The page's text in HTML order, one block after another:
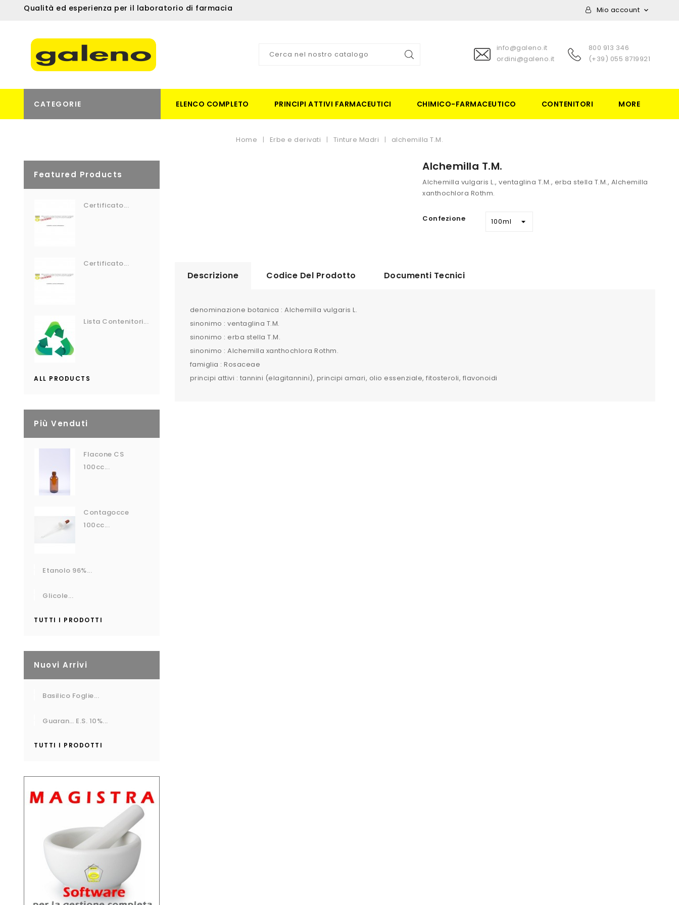
Qualità ed esperienza per il laboratorio di farmacia Mio account 
info@galeno.it
ordini@galeno.it
800 913 346
(+39) 055 8719921
CATEGORIE ELENCO COMPLETO PRINCIPI ATTIVI FARMACEUTICI CHIMICO-FARMACEUTICO CONTENITORI MORE
Home Erbe e derivati Tinture Madri alchemilla T.M.
Featured Products
Certificato...
Certificato...
Lista Contenitori...
ALL PRODUCTS
Più Venduti
Flacone CS
100cc...
Contagocce
100cc...
Etanolo 96%...
Glicole...
TUTTI I PRODOTTI
Nuovi Arrivi
Basilico Foglie...
Guaran… E.S. 10%...
TUTTI I PRODOTTI
Alchemilla T.M.
Alchemilla vulgaris L., ventaglina T.M., erba stella T.M., Alchemilla
xanthochlora Rothm.
Confezione
Descrizione Codice Del Prodotto Documenti Tecnici
denominazione botanica : Alchemilla vulgaris L.
sinonimo : ventaglina T.M.
sinonimo : erba stella T.M.
sinonimo : Alchemilla xanthochlora Rothm.
famiglia : Rosaceae
principi attivi : tannini (elagitannini), principi amari, olio essenziale, fitosteroli, flavonoidi